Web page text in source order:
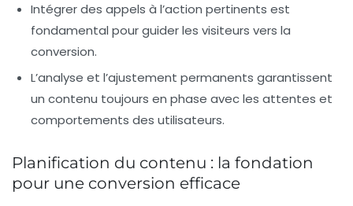
Intégrer des appels à l’action pertinents est
fondamental pour guider les visiteurs vers la
conversion.
L’analyse et l’ajustement permanents garantissent
un contenu toujours en phase avec les attentes et
comportements des utilisateurs.
Planification du contenu : la fondation
pour une conversion efficace